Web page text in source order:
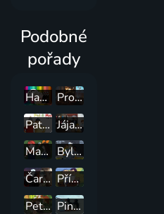
Podobné
pořady
Hadí princ
Proč moskyt bzučí do lidských uší
Pat & Mat
Jája a Pája
Mach a Šebestová
Byl jednou jeden život
Čarodějův učeň
Příhody Bolka a Lolka
Pettson a Fiškus 1+2
Pingu